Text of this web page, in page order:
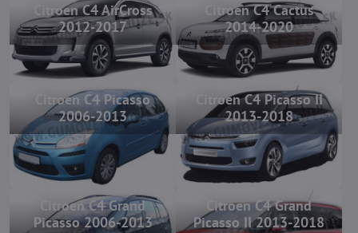
Citroen C4 AirCross
2012-2017
Citroen C4 Cactus
2014-2020
Citroen C4 Picasso
2006-2013
Citroen C4 Picasso II
2013-2018
Citroen C4 Grand
Picasso 2006-2013
Citroen C4 Grand
Picasso II 2013-2018